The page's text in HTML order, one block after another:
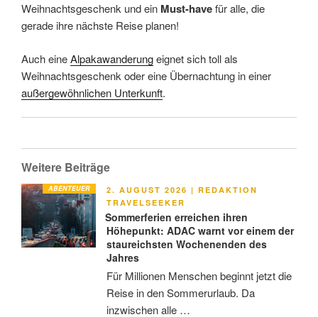
Weihnachtsgeschenk und ein Must-havefür alle, die
gerade ihre nächste Reise planen!
Auch eineAlpakawanderungeignet sich toll als
Weihnachtsgeschenk oder eine Übernachtung in einer
außergewöhnlichen Unterkunft.
Weitere Beiträge
ABENTEUER
VERÖFFENTLICHT
AM
2. AUGUST 2026 | REDAKTION
TRAVELSEEKER
Sommerferien erreichen ihren
Höhepunkt: ADAC warnt vor einem der
staureichsten Wochenenden des
Jahres
Für Millionen Menschen beginnt jetzt die
Reise in den Sommerurlaub. Da
inzwischen alle …